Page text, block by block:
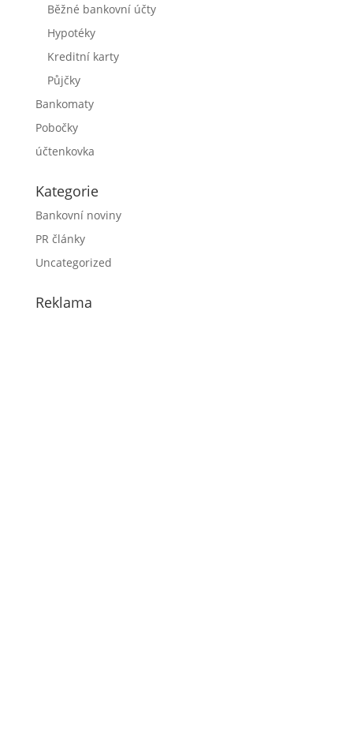
Běžné bankovní účty
Hypotéky
Kreditní karty
Půjčky
Bankomaty
Pobočky
účtenkovka
Kategorie
Bankovní noviny
PR články
Uncategorized
Reklama